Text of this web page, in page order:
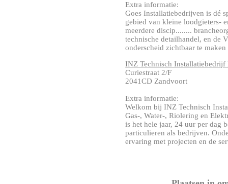
Extra informatie:
Goes Installatiebedrijven is dé
gebied van kleine loodgieters-
meerdere discip........
technische detailhandel, en de
onderscheid zichtbaar te
INZ Technisch Installatiebedrijf
Curiestraat 2/F
2041CD Zandvoort
Extra informatie:
Welkom bij INZ Technisch
Gas-, Water-, Riolering en
is het hele jaar, 24 uur per dag
particulieren als bedrijven.
ervaring met projecten en de